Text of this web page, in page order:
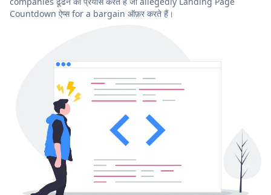
Countdown ऐप्स for a bargain ऑफ़र करते हैं।